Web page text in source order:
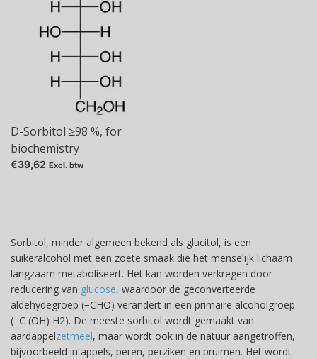
D-Sorbitol ≥98 %, for
biochemistry
€39,62 Excl. btw
Sorbitol, minder algemeen bekend als glucitol, is een
suikeralcohol met een zoete smaak die het menselijk lichaam
langzaam metaboliseert. Het kan worden verkregen door
reducering van glucose, waardoor de geconverteerde
aldehydegroep (−CHO) verandert in een primaire alcoholgroep
(−C (OH) H2). De meeste sorbitol wordt gemaakt van
aardappelzetmeel, maar wordt ook in de natuur aangetroffen,
bijvoorbeeld in appels, peren, perziken en pruimen. Het wordt